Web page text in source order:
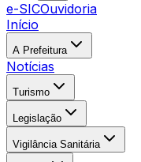
e-SICOuvidoria
Início
A Prefeitura
Notícias
Turismo
Legislação
Vigilância Sanitária